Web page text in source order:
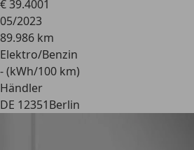
€ 39.4001
05/2023
89.986 km
Elektro/Benzin
- (kWh/100 km)
Händler
DE 12351Berlin